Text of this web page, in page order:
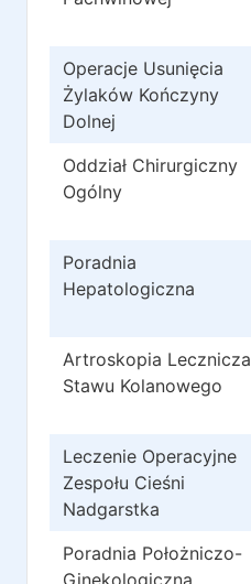
Operacje Usunięcia
Żylaków Kończyny
Dolnej
Oddział Chirurgiczny
Ogólny
Poradnia
Hepatologiczna
Artroskopia Lecznicza
Stawu Kolanowego
Leczenie Operacyjne
Zespołu Cieśni
Nadgarstka
Poradnia Położniczo-
Ginekologiczna